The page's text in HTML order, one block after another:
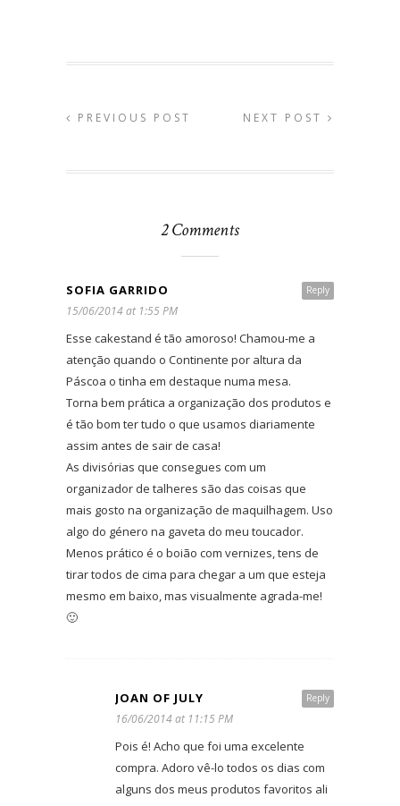
PREVIOUS POST NEXT POST
2 Comments
Reply
SOFIA GARRIDO
15/06/2014 at 1:55 PM
Esse cakestand é tão amoroso! Chamou-me a
atenção quando o Continente por altura da
Páscoa o tinha em destaque numa mesa.
Torna bem prática a organização dos produtos e
é tão bom ter tudo o que usamos diariamente
assim antes de sair de casa!
As divisórias que consegues com um
organizador de talheres são das coisas que
mais gosto na organização de maquilhagem. Uso
algo do género na gaveta do meu toucador.
Menos prático é o boião com vernizes, tens de
tirar todos de cima para chegar a um que esteja
mesmo em baixo, mas visualmente agrada-me!
🙂
Reply
JOAN OF JULY
16/06/2014 at 11:15 PM
Pois é! Acho que foi uma excelente
compra. Adoro vê-lo todos os dias com
alguns dos meus produtos favoritos ali